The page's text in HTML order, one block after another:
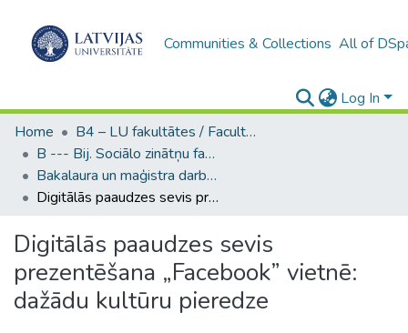
Communities & Collections All of
Log In
Home
B4 – LU fakultātes / Faculties of the UL
B --- Bij. Sociālo zinātņu fakultātes noslēguma darbi / Faculty of Social Sciences - Graduate works
Bakalaura un maģistra darbi (SZF) / Bachelor's and Master's theses
Digitālās paaudzes sevis prezentēšana „Facebook” vietnē: dažādu kultūru pieredze
Digitālās paaudzes sevis
prezentēšana „Facebook” vietnē:
dažādu kultūru pieredze